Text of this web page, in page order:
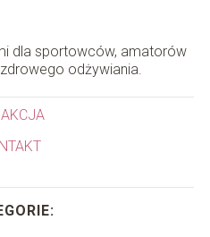
dla sportowców, amatorów
odżywiania.